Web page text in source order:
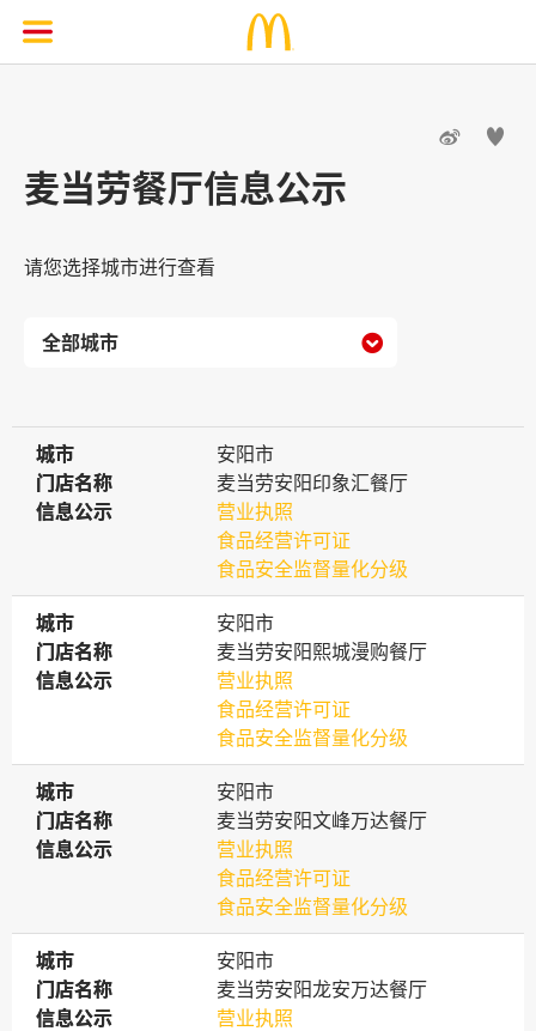
 
麦当劳餐厅信息公示
请您选择城市进行查看

城市
城市
安阳市
门店名称
门店名称
麦当劳安阳印象汇餐厅
信息公示
信息公示
营业执照
食品经营许可证
食品安全监督量化分级
城市
城市
安阳市
门店名称
门店名称
麦当劳安阳熙城漫购餐厅
信息公示
信息公示
营业执照
食品经营许可证
食品安全监督量化分级
城市
城市
安阳市
门店名称
门店名称
麦当劳安阳文峰万达餐厅
信息公示
信息公示
营业执照
食品经营许可证
食品安全监督量化分级
城市
城市
安阳市
门店名称
门店名称
麦当劳安阳龙安万达餐厅
信息公示
信息公示
营业执照